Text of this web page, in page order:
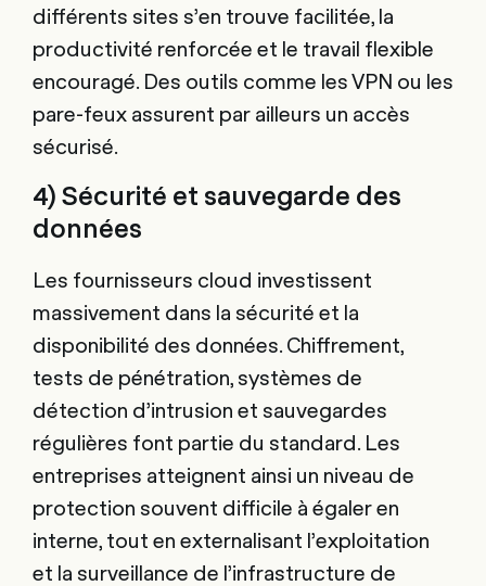
différents sites s’en trouve facilitée, la
productivité renforcée et le travail flexible
encouragé. Des outils comme les VPN ou les
pare-feux assurent par ailleurs un accès
sécurisé.
4) Sécurité et sauvegarde des
données
Les fournisseurs cloud investissent
massivement dans la sécurité et la
disponibilité des données. Chiffrement,
tests de pénétration, systèmes de
détection d’intrusion et sauvegardes
régulières font partie du standard. Les
entreprises atteignent ainsi un niveau de
protection souvent difficile à égaler en
interne, tout en externalisant l’exploitation
et la surveillance de l’infrastructure de